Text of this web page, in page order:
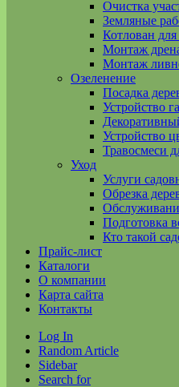
Очистка
Земляные
Котлован
Монтаж
Монтаж
Озеленение
Посадка
Устройство
Устройство
Травосмеси
Уход
Услуги
Обрезка
Подготовка
Кто такой
Прайс-лист
Каталоги
О компании
Карта сайта
Контакты
Log In
Random Article
Sidebar
Search for